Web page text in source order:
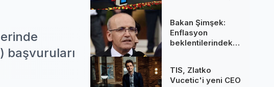
başvuruları
Katıldığı Zirvede
Stratejik İmza
Bakan Şimşek:
Enflasyon
beklentilerindeki
güçlendiriyor
TIS, Zlatko
Vucetic'i yeni CEO